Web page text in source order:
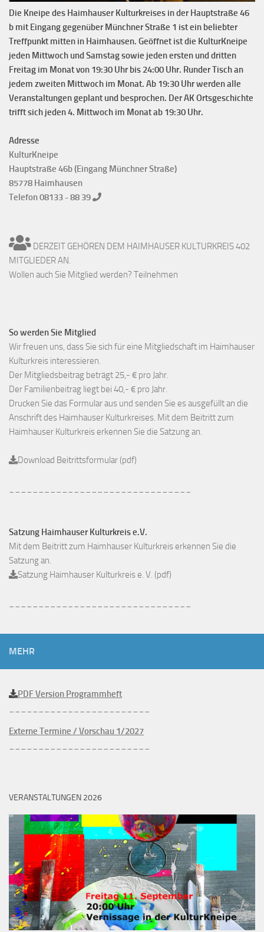
Die Kneipe des Haimhauser Kulturkreises in der Hauptstraße 46
b mit Eingang gegenüber Münchner Straße 1 ist ein beliebter
Treffpunkt mitten in Haimhausen. Geöffnet ist die KulturKneipe
jeden Mittwoch und Samstag sowie jeden ersten und dritten
Freitag im Monat von 19:30 Uhr bis 24:00 Uhr. Runder Tisch an
jedem zweiten Mittwoch im Monat. Ab 19:30 Uhr werden alle
Veranstaltungen geplant und besprochen. Der AK Ortsgeschichte
trifft sich jeden 4. Mittwoch im Monat ab 19:30 Uhr.
Adresse
KulturKneipe
Hauptstraße 46b (Eingang Münchner Straße)
85778 Haimhausen
Telefon 08133 - 88 39
DERZEIT GEHÖREN DEM HAIMHAUSER KULTURKREIS 402
MITGLIEDER AN.
Wollen auch Sie Mitglied werden? Teilnehmen
So werden Sie Mitglied
Wir freuen uns, dass Sie sich für eine Mitgliedschaft im Haimhauser
Kulturkreis interessieren.
Der Mitgliedsbeitrag beträgt 25,- € pro Jahr.
Der Familienbeitrag liegt bei 40,- € pro Jahr.
Drucken Sie das Formular aus und senden Sie es ausgefüllt an die
Anschrift des Haimhauser Kulturkreises. Mit dem Beitritt zum
Haimhauser Kulturkreis erkennen Sie die Satzung an.
Download Beitrittsformular (pdf)
Satzung Haimhauser Kulturkreis e.V.
Mit dem Beitritt zum Haimhauser Kulturkreis erkennen Sie die
Satzung an.
Satzung Haimhauser Kulturkreis e. V. (pdf)
MEHR
PDF Version Programmheft
Externe Termine / Vorschau 1/2027
VERANSTALTUNGEN 2026